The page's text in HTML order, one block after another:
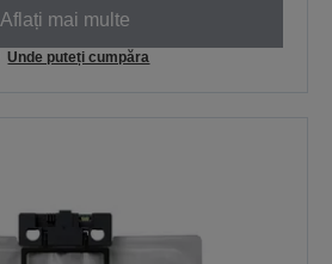
Aflați mai multe
Unde puteți cumpăra